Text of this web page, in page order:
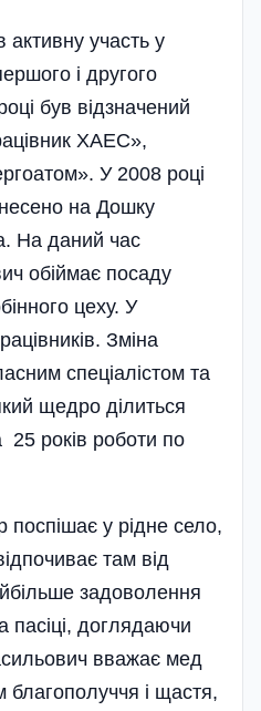
активну участь у
і другого
був відзначений
ХАЕС»,
У 2008 році
на Дошку
На даний час
обіймає посаду
цеху. У
Зміна
спеці­алістом та
щедро ділиться
25 років роботи по
поспішає у рідне село,
там від
задоволення
доглядаючи
вважає мед
і щастя,